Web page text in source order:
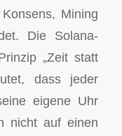
Mining
Die Solana-
„Zeit statt
dass jeder
eigene Uhr
nicht auf einen